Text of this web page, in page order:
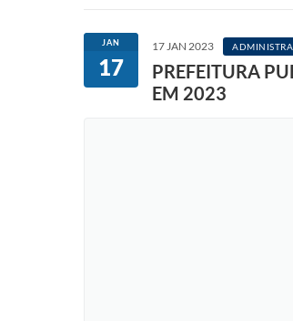
JAN
17
17 JAN 2023
PREFEITURA
EM 2023